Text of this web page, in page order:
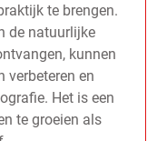
te brengen.
de natuurlijke
kunnen
verbeteren en
Het is een
te groeien als